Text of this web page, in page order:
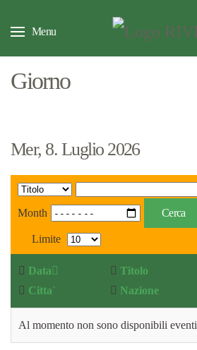
Menu
Giorno
Mer, 8. Luglio 2026
Month Cerca
Limite
Data Titolo
Citta`
Nazione
Al momento non sono disponibili eventi